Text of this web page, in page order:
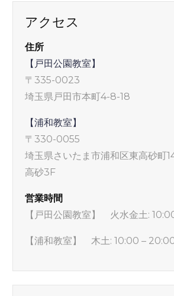
アクセス
住所
【戸田公園教室】
〒335-0023
埼玉県戸田市本町4-8-18
【浦和教室】
〒330-0055
埼玉県さいたま市浦和区東高砂町
高砂3F
営業時間
【戸田公園教室】 火水金土:
【浦和教室】 木土: 10:00 –